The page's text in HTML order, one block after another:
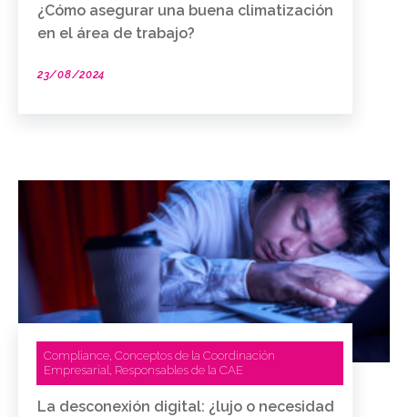
¿Cómo asegurar una buena climatización
en el área de trabajo?
23/08/2024
Compliance, Conceptos de la Coordinación
Empresarial, Responsables de la CAE
La desconexión digital: ¿lujo o necesidad